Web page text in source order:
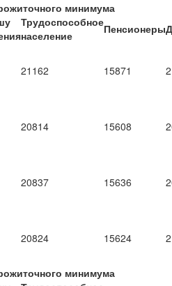
минимума
Трудоспособное
население
Пенсионеры
21162 15871
20814 15608
20837 15636
20824 15624
минимума